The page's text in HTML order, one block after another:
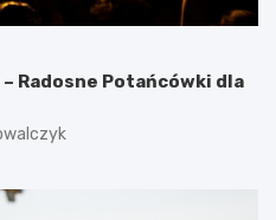
Radosne Potańcówki dla